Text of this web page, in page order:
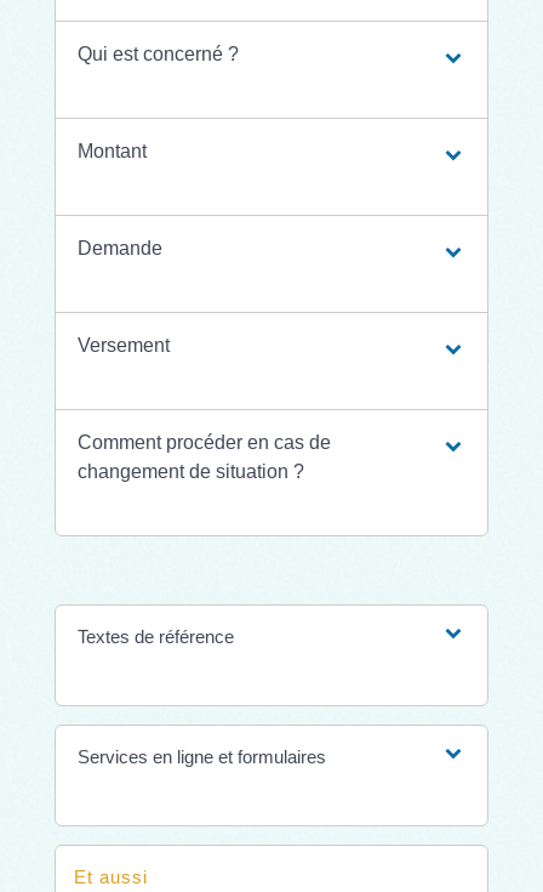
Qui est concerné ?
Montant
Demande
Versement
Comment procéder en cas de
changement de situation ?
Textes de référence
Services en ligne et formulaires
Et aussi